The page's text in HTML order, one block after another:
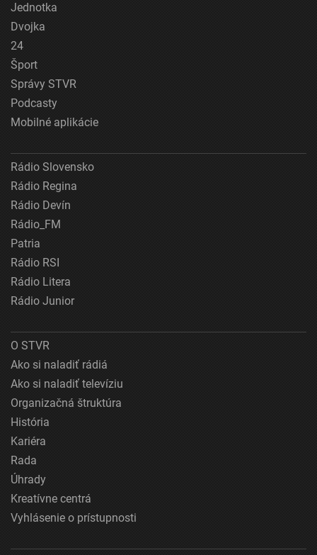
Jednotka
Dvojka
24
Šport
Správy STVR
Podcasty
Mobilné aplikácie
Rádio Slovensko
Rádio Regina
Rádio Devín
Rádio_FM
Patria
Rádio RSI
Rádio Litera
Rádio Junior
O STVR
Ako si naladiť rádiá
Ako si naladiť televíziu
Organizačná štruktúra
História
Kariéra
Rada
Úhrady
Kreatívne centrá
Vyhlásenie o prístupnosti